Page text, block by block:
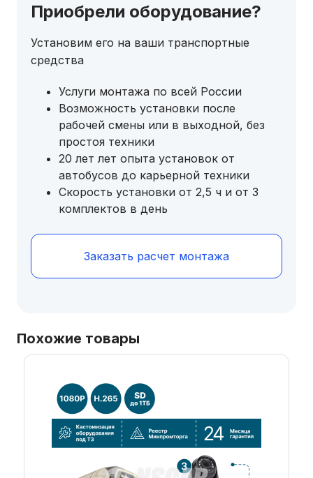
Приобрели оборудование?
Установим его на ваши транспортные
средства
Услуги монтажа по всей России
Возможность установки после
рабочей смены или в выходной, без
простоя техники
20 лет лет опыта установок от
автобусов до карьерной техники
Скорость установки от 2,5 ч и от 3
комплектов в день
Заказать расчет монтажа
Похожие товары